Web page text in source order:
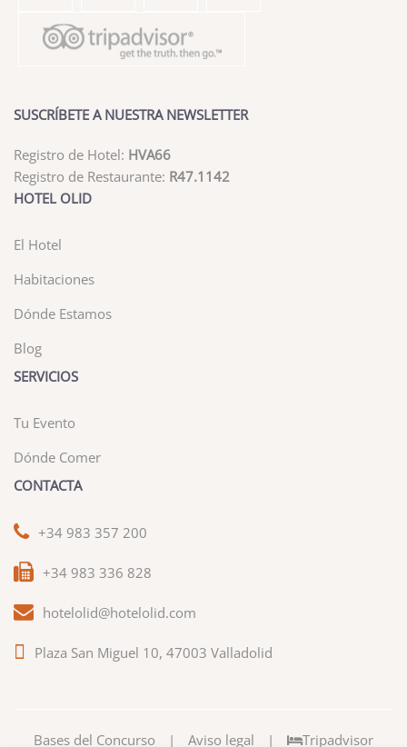
SUSCRÍBETE A NUESTRA NEWSLETTER
Registro de Hotel: HVA66
Registro de Restaurante: R47.1142
HOTEL OLID
El Hotel
Habitaciones
Dónde Estamos
Blog
SERVICIOS
Tu Evento
Dónde Comer
CONTACTA
+34 983 357 200
+34 983 336 828
hotelolid@hotelolid.com
Plaza San Miguel 10, 47003 Valladolid
Bases del Concurso | Aviso legal | Tripadvisor